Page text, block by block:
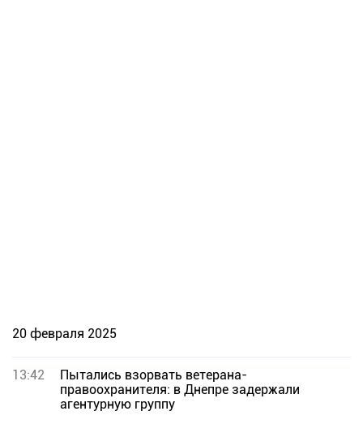
20 февраля 2025
13:42
Пытались взорвать ветерана-
правоохранителя: в Днепре задержали
агентурную группу